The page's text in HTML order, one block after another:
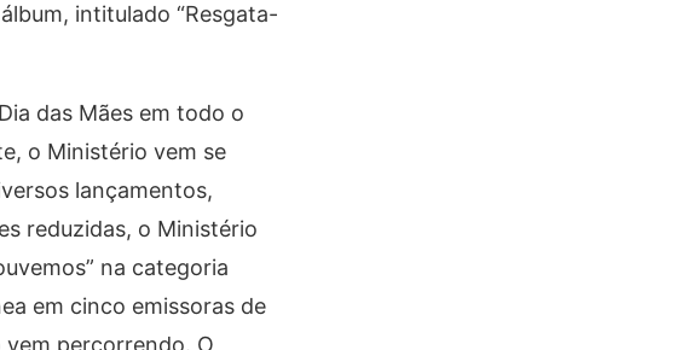
intitulado “Resgata-
das Mães em todo o
o Ministério vem se
lançamentos,
reduzidas, o Ministério
na categoria
em cinco emissoras de
vem percorrendo. O